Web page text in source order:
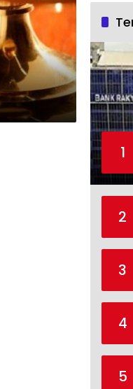
1
2
3
4
5